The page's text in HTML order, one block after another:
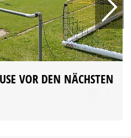
VOR DEN NÄCHSTEN